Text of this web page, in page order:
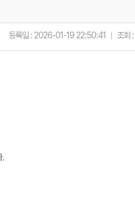
등록일 : 2026-01-19 22:50:41 조회 :
.